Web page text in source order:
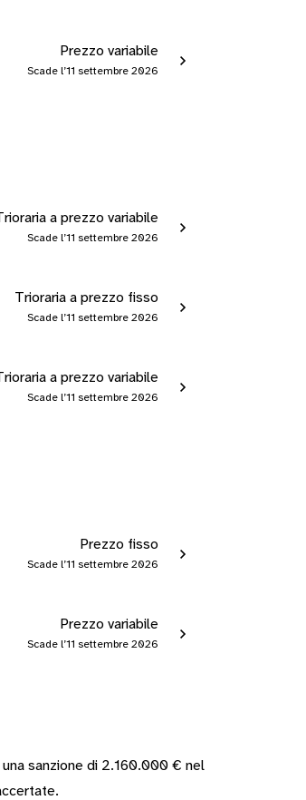
Prezzo variabile
Scade l’11 settembre 2026
a prezzo variabile
Scade l’11 settembre 2026
Trioraria a prezzo fisso
Scade l’11 settembre 2026
a prezzo variabile
Scade l’11 settembre 2026
Prezzo fisso
Scade l’11 settembre 2026
Prezzo variabile
Scade l’11 settembre 2026
sanzione di 2.160.000 € nel